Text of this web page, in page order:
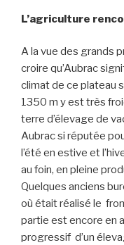
L’agriculture
A la vue des grands
croire qu’Aubrac
climat de ce plateau
1350 m y est très
terre d’élevage de
Aubrac si réputée
l’été en estive et
au foin, en pleine
Quelques anciens
où était réalisé le
partie est encore en
progressif d’un